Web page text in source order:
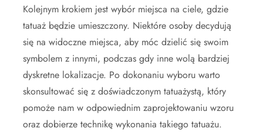
Kolejnym krokiem jest wybór miejsca na ciele, gdzie
tatuaż będzie umieszczony. Niektóre osoby decydują
się na widoczne miejsca, aby móc dzielić się swoim
symbolem z innymi, podczas gdy inne wolą bardziej
dyskretne lokalizacje. Po dokonaniu wyboru warto
skonsultować się z doświadczonym tatuażystą, który
pomoże nam w odpowiednim zaprojektowaniu wzoru
oraz dobierze technikę wykonania takiego tatuażu.